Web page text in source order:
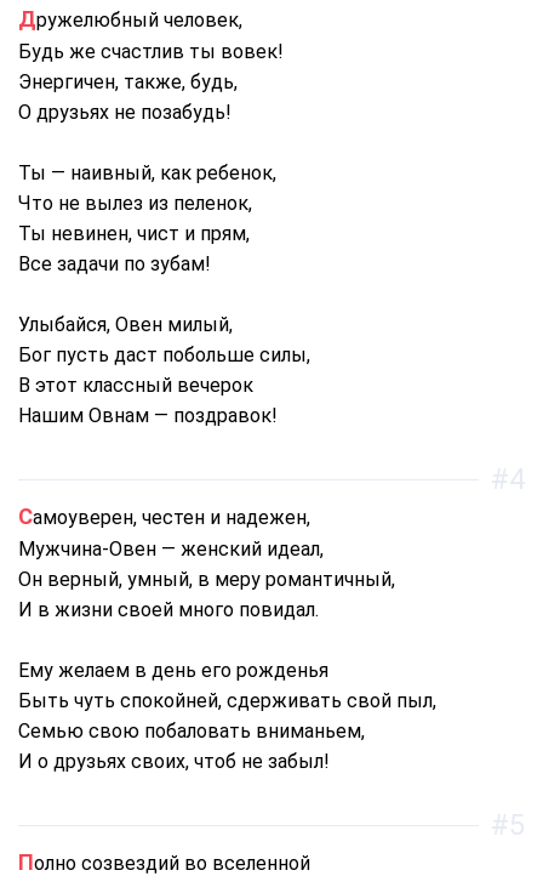
Дружелюбный человек,
Будь же счастлив ты вовек!
Энергичен, также, будь,
О друзьях не позабудь!
Ты — наивный, как ребенок,
Что не вылез из пеленок,
Ты невинен, чист и прям,
Все задачи по зубам!
Улыбайся, Овен милый,
Бог пусть даст побольше силы,
В этот классный вечерок
Нашим Овнам — поздравок!
Самоуверен, честен и надежен,
Мужчина-Овен — женский идеал,
Он верный, умный, в меру романтичный,
И в жизни своей много повидал.
Ему желаем в день его рожденья
Быть чуть спокойней, сдерживать свой пыл,
Семью свою побаловать вниманьем,
И о друзьях своих, чтоб не забыл!
#4
Полно созвездий во вселенной
#5